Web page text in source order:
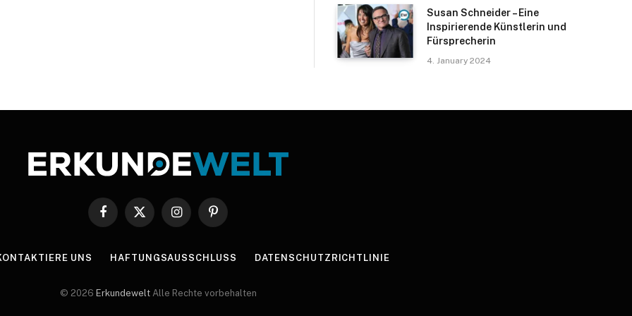
Susan Schneider – Eine
Inspirierende Künstlerin und
Fürsprecherin
4. January 2024
Facebook
X
InstagramPinterest
UNS HAFTUNGSAUSSCHLUSS DATENSCHUTZRICHTLINIE
© 2026 Erkundewelt Alle Rechte vorbehalten